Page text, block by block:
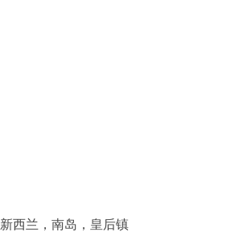
新西兰，南岛，皇后镇